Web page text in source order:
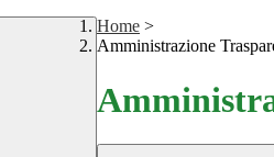
Home >
Amministrazione